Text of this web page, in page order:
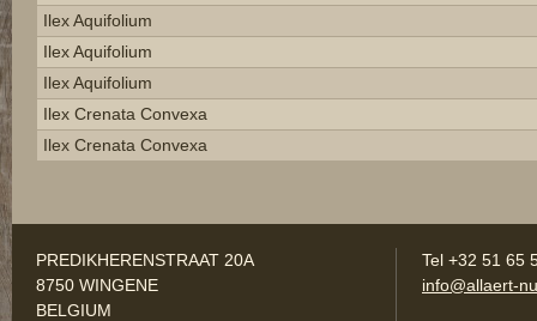
Ilex Aquifolium
Ilex Aquifolium
Ilex Aquifolium
Ilex Crenata Convexa
Ilex Crenata Convexa
PREDIKHERENSTRAAT 20A
8750 WINGENE
BELGIUM
Tel +32 51 65
info@allaert-